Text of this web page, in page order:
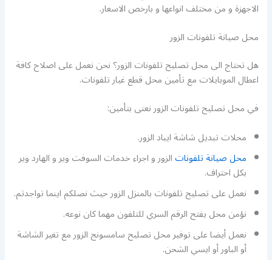
الاجهزة و من مختلف انواعها و بارخص الاسعار.
محل صيانة تلفونات الزور
هل تحتاج الى محل تصليح تلفونات الزور؟ نحن نعمل على اصلاح كافة
اعطال الموبايلات مع تأمين محل قطع غيار تلفونات.
في محل تصليح تلفونات الزور نعنى بتأمين:
محلات تبديل شاشة ايباد الزور.
محل صيانة تلفوناتالزور و اجراء خدمات السوفت وير و الهارد وير
بكل احتراف.
نعمل على تصليح تلفونات بالمنزل الزور حيث نصلكم اينما تواجدتم.
نؤمن محل يفتح الرقم السري للتلفون مهما كان نوعه.
نعمل أيضا على توفير محل تصليح سامسونج الزور مع تغير الشاشة
أو الباور أو ايسي الشحن.